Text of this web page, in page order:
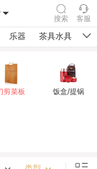
搜索 客服
乐器 茶具水具 健
剪菜板 饭盒/提锅